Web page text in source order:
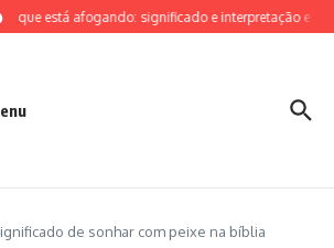
que está afogando: significado e interpretação
de sonhar com peixe na bíblia